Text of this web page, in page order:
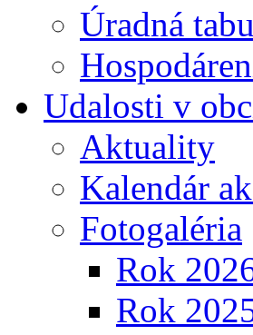
Úradná
Udalosti v
Aktuality
Kalendár
Fotogaléria
Rok
Rok